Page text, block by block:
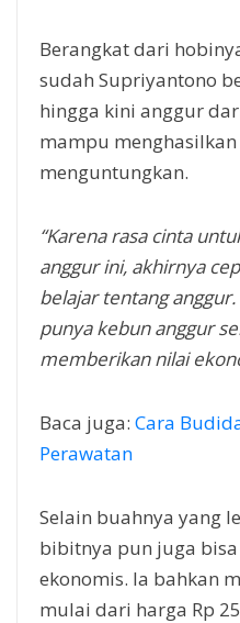
Berangkat dari
sudah Supriyantono
hingga kini anggur
mampu
menguntungkan.
“Karena rasa cinta
anggur ini, akhirnya
belajar tentang
punya kebun anggur
memberikan nilai
Baca juga: Cara
Perawatan
Selain buahnya yang
bibitnya pun juga
ekonomis. Ia bahkan
mulai dari harga Rp